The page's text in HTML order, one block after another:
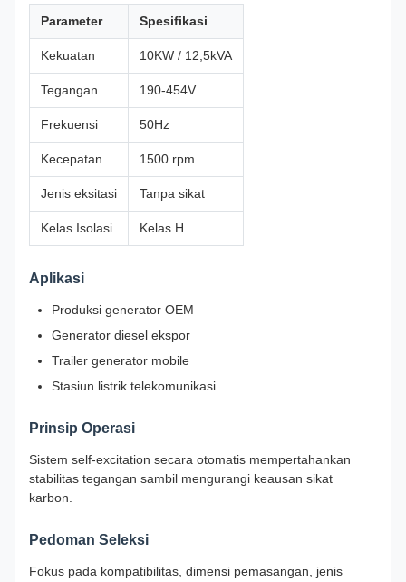
Parameter Spesifikasi
Kekuatan 10KW / 12,5kVA
Tegangan 190-454V
Frekuensi 50Hz
Kecepatan 1500 rpm
Jenis eksitasi Tanpa sikat
Kelas Isolasi Kelas H
Aplikasi
Produksi generator OEM
Generator diesel ekspor
Trailer generator mobile
Stasiun listrik telekomunikasi
Prinsip Operasi
Sistem self-excitation secara otomatis mempertahankan
stabilitas tegangan sambil mengurangi keausan sikat
karbon.
Pedoman Seleksi
Fokus pada kompatibilitas, dimensi pemasangan, jenis